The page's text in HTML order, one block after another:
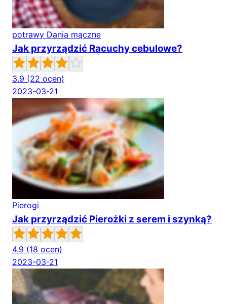
potrawy Dania mączne
Jak przyrządzić Racuchy cebulowe?
3.9 (22 ocen)
2023-03-21
Pierogi
Jak przyrządzić Pierożki z serem i szynką?
4.9 (18 ocen)
2023-03-21